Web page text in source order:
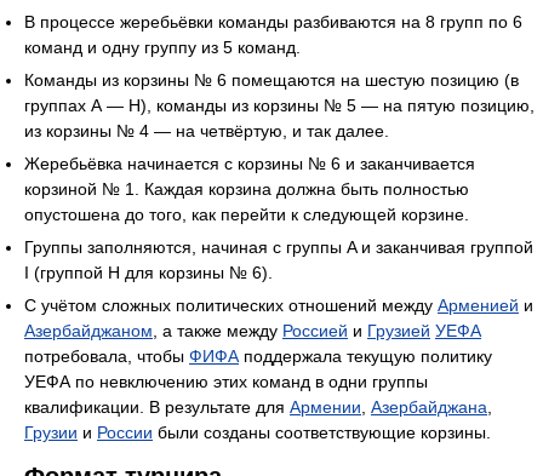
В процессе жеребьёвки команды разбиваются на 8 групп по 6
команд и одну группу из 5 команд.
Команды из корзины № 6 помещаются на шестую позицию (в
группах A — H), команды из корзины № 5 — на пятую позицию,
из корзины № 4 — на четвёртую, и так далее.
Жеребьёвка начинается с корзины № 6 и заканчивается
корзиной № 1. Каждая корзина должна быть полностью
опустошена до того, как перейти к следующей корзине.
Группы заполняются, начиная с группы A и заканчивая группой
I (группой H для корзины № 6).
С учётом сложных политических отношений между Арменией и
Азербайджаном , а также между Россией и Грузией УЕФА
потребовала, чтобы ФИФА поддержала текущую политику
УЕФА по невключению этих команд в одни группы
квалификации. В результате для Армении Азербайджана
Грузии и России были созданы соответствующие корзины.